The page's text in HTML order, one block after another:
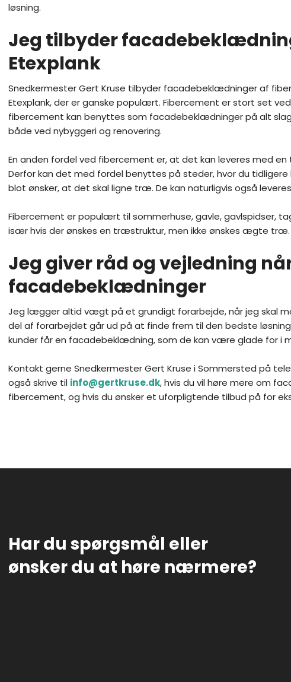
løsning.
Jeg tilbyder
Etexplank
​Snedkermester Gert Kruse tilbyder facadebeklædninger af
Etexplank, der er ganske populært. Fibercement er stort set
fibercement kan benyttes som facadebeklædninger på alt
både ved nybyggeri og renovering.
En anden fordel ved fibercement er, at det kan leveres med
Derfor kan det med fordel benyttes på steder, hvor du
blot ønsker, at det skal ligne træ. De kan naturligvis også
​Fibercement er populært til sommerhuse, gavle, gavlspidser,
især hvis der ønskes en træstruktur, men ikke ønskes ægte træ.
Jeg giver råd og vejledning
facadebeklædninger
​Jeg lægger altid vægt på et grundigt forarbejde, når jeg skal
del af forarbejdet går ud på at finde frem til den bedste
kunder får en facadebeklædning, som de kan være glade for i
Kontakt gerne Snedkermester Gert Kruse i Sommersted på
også skrive til info@gertkruse.dk, hvis du vil høre mere om
fibercement, og hvis du ønsker et uforpligtende tilbud på for
Har du spørgsmål eller
​ønsker du at høre nærmere?